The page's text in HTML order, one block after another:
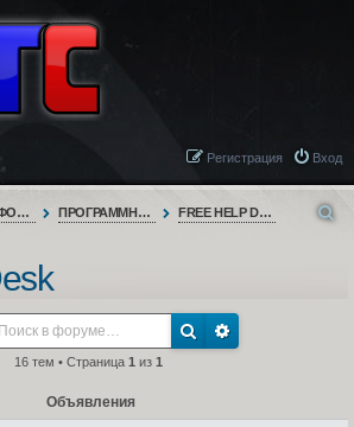
Вход
Регистрация
ПРОГРАММНОЕ ОБЕСПЕЧЕНИЕ FREE HELP DESK
16 тем • Страница 1 из 1
Объявления